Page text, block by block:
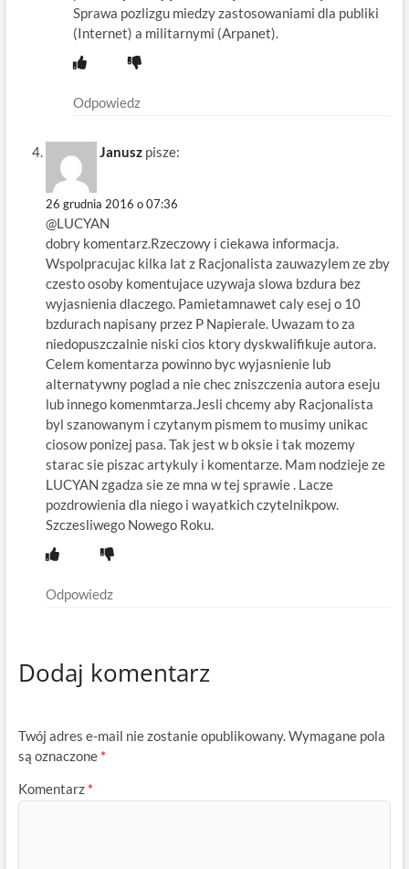
Sprawa pozlizgu miedzy zastosowaniami dla publiki
(Internet) a militarnymi (Arpanet).
Odpowiedz
Janusz pisze:
26 grudnia 2016 o 07:36
@LUCYAN
dobry komentarz.Rzeczowy i ciekawa informacja.
Wspolpracujac kilka lat z Racjonalista zauwazylem ze zby
czesto osoby komentujace uzywaja slowa bzdura bez
wyjasnienia dlaczego. Pamietamnawet caly esej o 10
bzdurach napisany przez P Napierale. Uwazam to za
niedopuszczalnie niski cios ktory dyskwalifikuje autora.
Celem komentarza powinno byc wyjasnienie lub
alternatywny poglad a nie chec zniszczenia autora eseju
lub innego komenmtarza.Jesli chcemy aby Racjonalista
byl szanowanym i czytanym pismem to musimy unikac
ciosow ponizej pasa. Tak jest w b oksie i tak mozemy
starac sie piszac artykuly i komentarze. Mam nodzieje ze
LUCYAN zgadza sie ze mna w tej sprawie . Lacze
pozdrowienia dla niego i wayatkich czytelnikpow.
Szczesliwego Nowego Roku.
Odpowiedz
Dodaj komentarz
Twój adres e-mail nie zostanie opublikowany.Wymagane pola
są oznaczone *
Komentarz *